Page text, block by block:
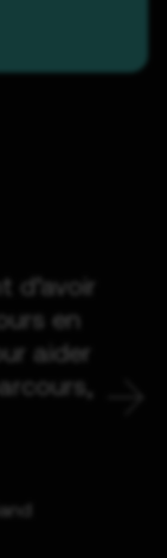
d’avoir
en
aider